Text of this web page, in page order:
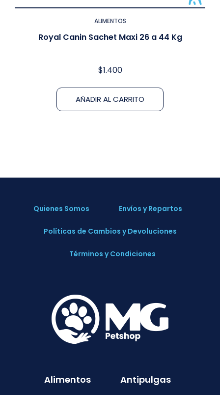
ALIMENTOS
Royal Canin Sachet Maxi 26 a 44 Kg
$1.400
AÑADIR AL CARRITO
Quienes Somos Envíos y Repartos
Políticas de Cambios y Devoluciones
Términos y Condiciones
Alimentos
Antipulgas